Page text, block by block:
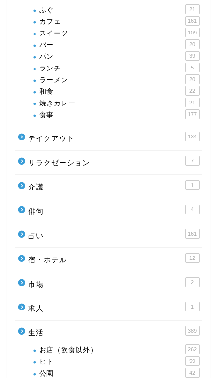
ふぐ 21
カフェ 161
スイーツ 109
バー 20
パン 39
ランチ 5
ラーメン 20
和食 22
焼きカレー 21
食事 177
テイクアウト 134
リラクゼーション 7
介護 1
俳句 4
占い 161
宿・ホテル 12
市場 2
求人 1
生活 389
お店（飲食以外） 262
ヒト 59
公園 42